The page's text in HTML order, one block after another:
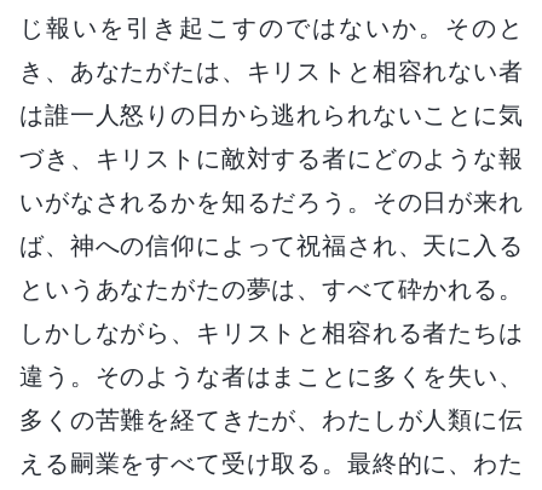
じ報いを引き起こすのではないか。そのと
き、あなたがたは、キリストと相容れない者
は誰一人怒りの日から逃れられないことに気
づき、キリストに敵対する者にどのような報
いがなされるかを知るだろう。その日が来れ
ば、神への信仰によって祝福され、天に入る
というあなたがたの夢は、すべて砕かれる。
しかしながら、キリストと相容れる者たちは
違う。そのような者はまことに多くを失い、
多くの苦難を経てきたが、わたしが人類に伝
える嗣業をすべて受け取る。最終的に、わた